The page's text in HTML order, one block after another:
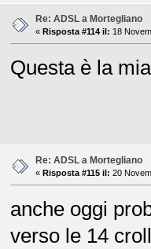
Re: ADSL a Mortegliano
« Risposta #114 il: 18
Questa è la
Re: ADSL a Mortegliano
« Risposta #115 il: 20
anche oggi
verso le 14